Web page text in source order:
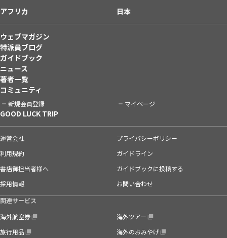
アフリカ
日本
ウェブマガジン
特派員ブログ
ガイドブック
ニュース
著者一覧
コミュニティ
新規会員登録 マイページ
GOOD LUCK TRIP
運営会社
プライバシーポリシー
利用規約
ガイドライン
書店御担当者様へ
ガイドブックに投稿する
採用情報
お問い合わせ
関連サービス
海外航空券
海外ツアー
旅行用品
海外のおみやげ